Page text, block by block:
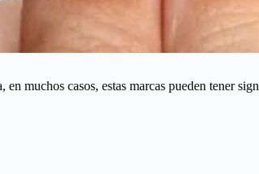
muchos casos, estas marcas pueden tener